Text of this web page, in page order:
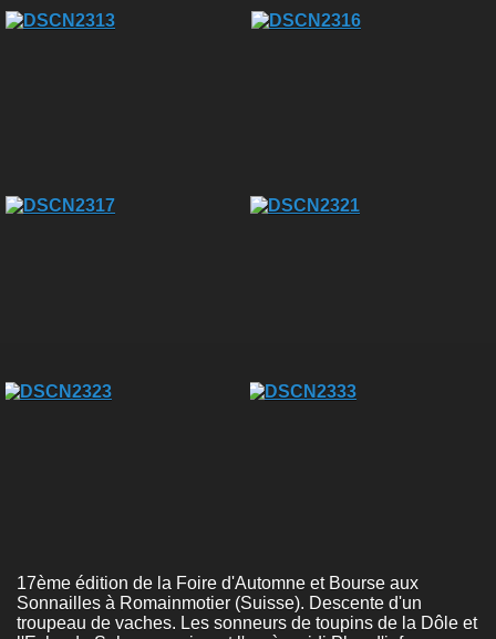
17ème édition de la Foire d'Automne et Bourse aux
Sonnailles à Romainmotier (Suisse). Descente d'un
troupeau de vaches. Les sonneurs de toupins de la Dôle et